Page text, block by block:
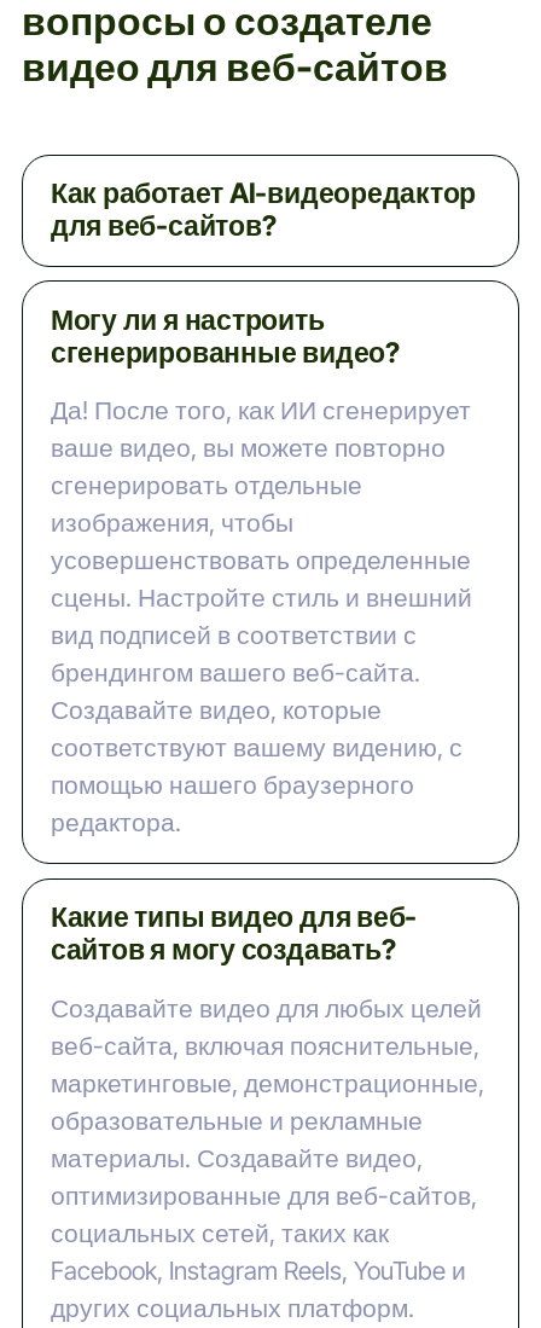
вопросы о создателе
видео для веб-сайтов
Как работает AI-видеоредактор
для веб-сайтов?
Наш видеоредактор использует
инструменты искусственного
интеллекта для создания
профессиональных видеороликов на
основе вашего текста. Введите
сценарий, выберите стиль видео из
нашей библиотеки шаблонов,
выберите фоновую музыку и
голосовое сопровождение с
помощью искусственного
интеллекта, и искусственный
интеллект автоматически создаст
ваше онлайн-видео. Загрузите
высококачественное видео в
формате MP4, чтобы загрузить его
на свой веб-сайт.
Могу ли я настроить
сгенерированные видео?
Да! После того, как ИИ сгенерирует
ваше видео, вы можете повторно
сгенерировать отдельные
изображения, чтобы
усовершенствовать определенные
сцены. Настройте стиль и внешний
вид подписей в соответствии с
брендингом вашего веб-сайта.
Создавайте видео, которые
соответствуют вашему видению, с
помощью нашего браузерного
редактора.
Какие типы видео для веб-
сайтов я могу создавать?
Создавайте видео для любых целей
веб-сайта, включая пояснительные,
маркетинговые, демонстрационные,
образовательные и рекламные
материалы. Создавайте видео,
оптимизированные для веб-сайтов,
социальных сетей, таких как
Facebook, Instagram Reels, YouTube и
других социальных платформ.